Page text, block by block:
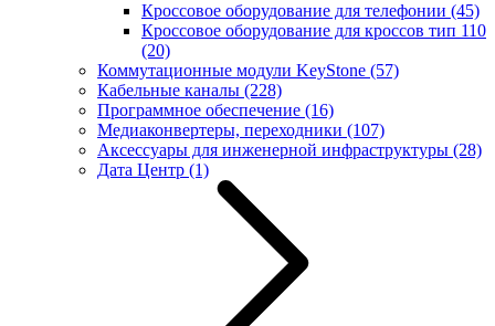
Кроссовое оборудование для телефонии (45)
Кроссовое оборудование для кроссов тип 110
(20)
Коммутационные модули KeyStone (57)
Кабельные каналы (228)
Программное обеспечение (16)
Медиаконвертеры, переходники (107)
Аксессуары для инженерной инфраструктуры (28)
Дата Центр (1)